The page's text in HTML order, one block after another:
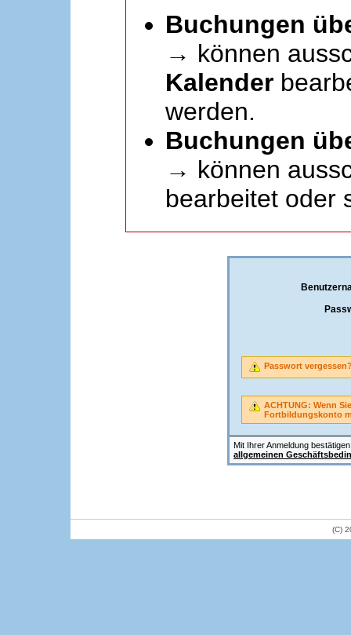
Buchungen
→ können
Kalender
werden.
Buchungen
→ können
bearbeitet oder
Mit Ihrer Anmeldung
allgemeinen
Passwort
ACHTUNG: Wenn
Fortbildungskonto
(C)